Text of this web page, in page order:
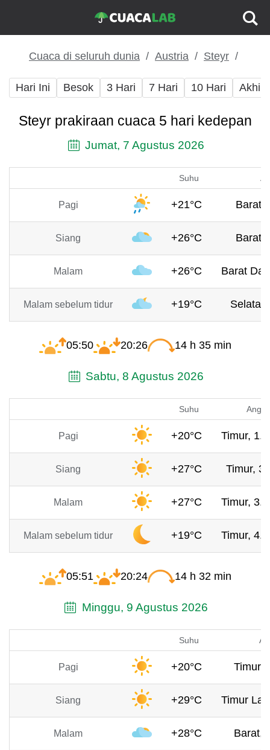
Cuaca di seluruh dunia Austria Steyr
Hari Ini Besok 3 Hari 7 Hari 10 Hari Akhir
Steyr prakiraan cuaca 5 hari kedepan
Jumat, 7 Agustus 2026
Suhu
Pagi +21°C Barat,
Siang +26°C Barat,
Malam +26°C Barat
Malam sebelum tidur +19°C
05:50 20:26 14 h 35 min
Sabtu, 8 Agustus 2026
Suhu Angin
Pagi +20°C Timur,
Siang +27°C Timur, 3
Malam +27°C Timur,
Malam sebelum tidur +19°C Timur,
05:51 20:24 14 h 32 min
Minggu, 9 Agustus 2026
Suhu
Pagi +20°C Timur,
Siang +29°C Timur
Malam +28°C Barat,